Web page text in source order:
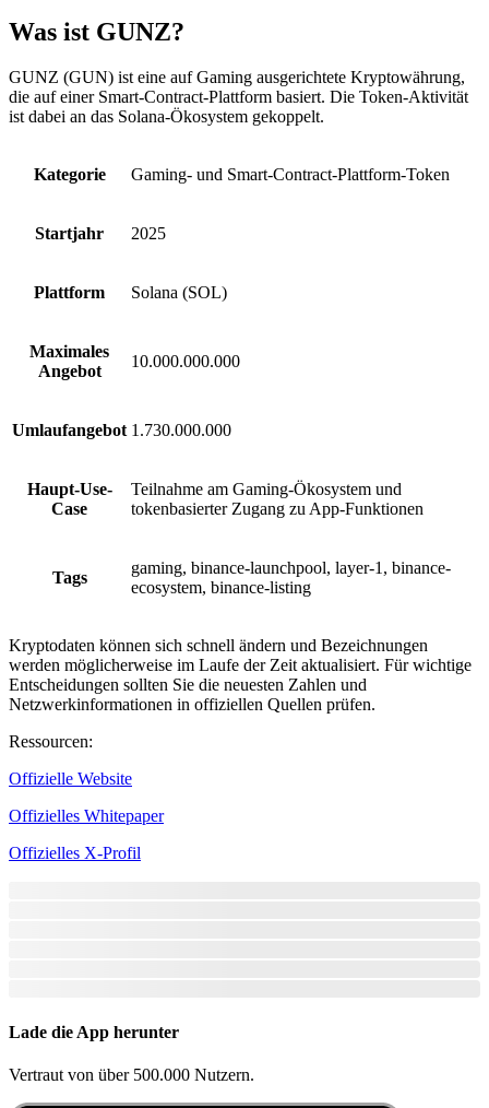
Was ist GUNZ?
GUNZ (GUN) ist eine auf Gaming ausgerichtete Kryptowährung,
die auf einer Smart-Contract-Plattform basiert. Die Token-Aktivität
ist dabei an das Solana-Ökosystem gekoppelt.
Kategorie Gaming- und Smart-Contract-Plattform-Token
Startjahr 2025
Plattform Solana (SOL)
Maximales
Angebot
10.000.000.000
Umlaufangebot 1.730.000.000
Haupt-Use-
Case
Teilnahme am Gaming-Ökosystem und
tokenbasierter Zugang zu App-Funktionen
Tags
gaming, binance-launchpool, layer-1, binance-
ecosystem, binance-listing
Kryptodaten können sich schnell ändern und Bezeichnungen
werden möglicherweise im Laufe der Zeit aktualisiert. Für wichtige
Entscheidungen sollten Sie die neuesten Zahlen und
Netzwerkinformationen in offiziellen Quellen prüfen.
Ressourcen:
Offizielle Website
Offizielles Whitepaper
Offizielles X-Profil
Lade die App herunter
Vertraut von über 500.000 Nutzern.